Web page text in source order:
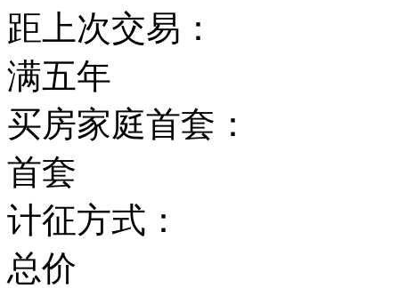
距上次交易：
满五年
买房家庭首套：
首套
计征方式：
总价